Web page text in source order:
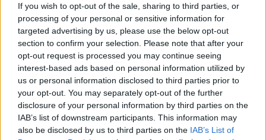
If you wish to opt-out of the sale, sharing to third parties, or
processing of your personal or sensitive information for
targeted advertising by us, please use the below opt-out
section to confirm your selection. Please note that after your
opt-out request is processed you may continue seeing
interest-based ads based on personal information utilized by
us or personal information disclosed to third parties prior to
your opt-out. You may separately opt-out of the further
disclosure of your personal information by third parties on the
IAB’s list of downstream participants. This information may
also be disclosed by us to third parties on the IAB’s List of
Szalagkorlátnak csapódott egy autó a 4-es főúton, Szajolnál
történt a baleset
Már reggel nyár van, de délután jöhet a fordulat – erre
készüljön, ha hétfőn útnak indul
Hogyan került a Kossuth téri metrómegállóba egy vaddisznó?
Odaúszott, majd a szárazföldön gyorsan megoldotta a
továbbiakat (VIDEÓVAL)
Az utolsó pillanatban mentette meg a döntetlent a Karcag